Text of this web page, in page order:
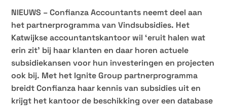
NIEUWS – Confianza Accountants neemt deel aan
het partnerprogramma van Vindsubsidies. Het
Katwijkse accountantskantoor wil ‘eruit halen wat
erin zit’ bij haar klanten en daar horen actuele
subsidiekansen voor hun investeringen en projecten
ook bij. Met het Ignite Group partnerprogramma
breidt Confianza haar kennis van subsidies uit en
krijgt het kantoor de beschikking over een database